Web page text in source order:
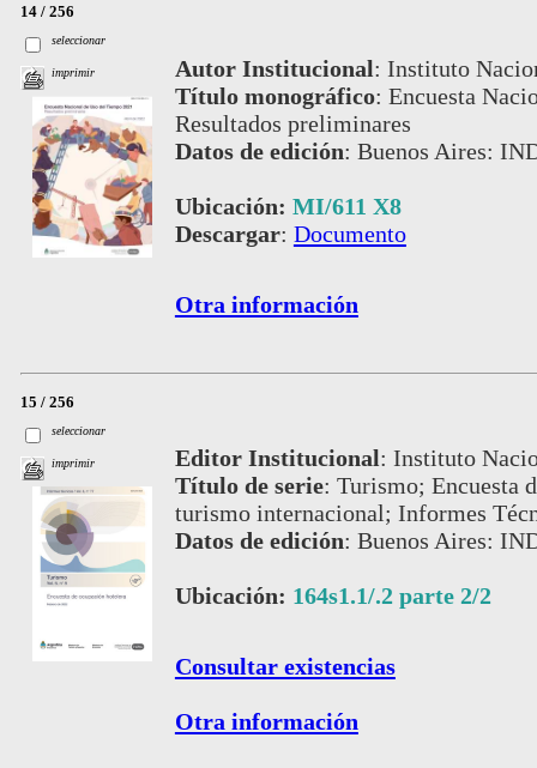
14 / 256
seleccionar
imprimir Autor Institucional: Instituto
Título monográfico: Encuesta
Resultados preliminares
Datos de edición: Buenos Aires:
Ubicación: MI/611 X8
Descargar: Documento
Otra información
15 / 256
seleccionar
imprimir Editor Institucional: Instituto
Título de serie: Turismo; Encuesta
turismo internacional; Informes
Datos de edición: Buenos Aires:
Ubicación: 164s1.1/.2 parte 2/2
Consultar existencias
Otra información